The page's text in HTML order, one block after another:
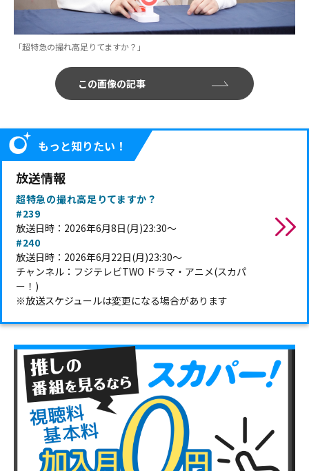
「超特急の撮れ高足りてますか？」
この画像の記事
もっと知りたい！
放送情報
超特急の撮れ高足りてますか？
#239
放送日時：2026年6月8日(月)23:30～
#240
放送日時：2026年6月22日(月)23:30～
チャンネル：フジテレビTWO ドラマ・アニメ(スカパ
ー！)
※放送スケジュールは変更になる場合があります